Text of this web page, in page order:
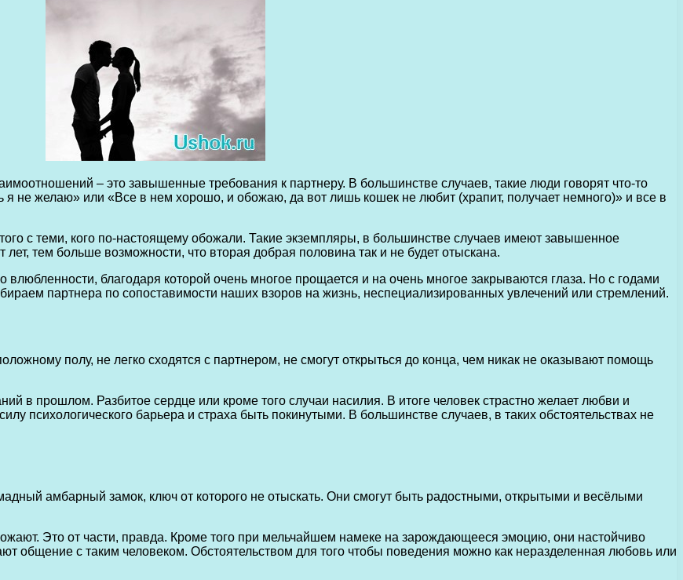
– это завышенные требования к партнеру. В большинстве случаев, такие люди говорят что-то
я не желаю» или «Все в нем хорошо, и обожаю, да вот лишь кошек не любит (храпит, получает немного)» и все в
с теми, кого по-настоящему обожали. Такие экземпляры, в большинстве случаев имеют завышенное
тем больше возможности, что вторая добрая половина так и не будет отыскана.
благодаря которой очень многое прощается и на очень многое закрываются глаза. Но с годами
партнера по сопоставимости наших взоров на жизнь, неспециализированных увлечений или стремлений.
полу, не легко сходятся с партнером, не смогут открыться до конца, чем никак не оказывают помощь
в прошлом. Разбитое сердце или кроме того случаи насилия. В итоге человек страстно желает любви и
психологического барьера и страха быть покинутыми. В большинстве случаев, в таких обстоятельствах не
амбарный замок, ключ от которого не отыскать. Они смогут быть радостными, открытыми и весёлыми
Это от части, правда. Кроме того при мельчайшем намеке на зарождающееся эмоцию, они настойчиво
общение с таким человеком. Обстоятельством для того чтобы поведения можно как неразделенная любовь или